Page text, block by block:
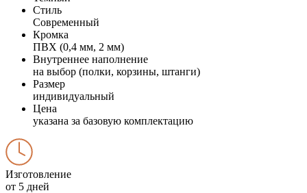
Стиль
Современный
Кромка
ПВХ (0,4 мм, 2 мм)
Внутреннее наполнение
на выбор (полки, корзины, штанги)
Размер
индивидуальный
Цена
указана за базовую комплектацию
Изготовление
от 5 дней